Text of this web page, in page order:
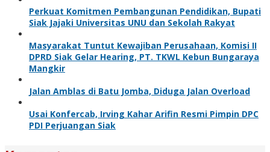
Perkuat Komitmen Pembangunan Pendidikan, Bupati
Siak Jajaki Universitas UNU dan Sekolah Rakyat
Masyarakat Tuntut Kewajiban Perusahaan, Komisi II
DPRD Siak Gelar Hearing, PT. TKWL Kebun Bungaraya
Mangkir
Jalan Amblas di Batu Jomba, Diduga Jalan Overload
Usai Konfercab, Irving Kahar Arifin Resmi Pimpin DPC
PDI Perjuangan Siak